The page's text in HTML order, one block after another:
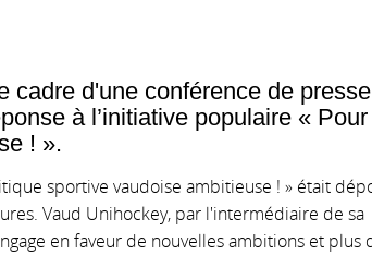
cadre d'une conférence de
à l’initiative populaire «
! ».
sportive vaudoise ambitieuse ! » était
Vaud Unihockey, par l'intermédiaire de sa
en faveur de nouvelles ambitions et plus